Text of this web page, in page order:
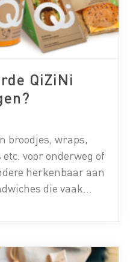
broodjes, wraps,
voor onderweg of
herkenbaar aan
die vaak
van sandwiches